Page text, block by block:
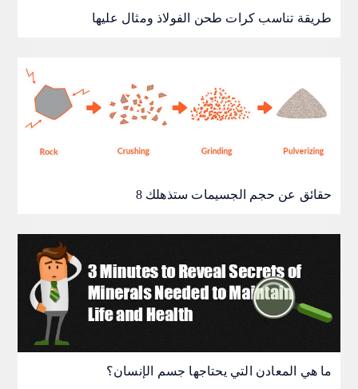
طريقة تناسب كرات طحن الفولاذ ومثال عليها
8 حقائق عن حجم الجسيمات ستذهلك
ما هي المعادن التي يحتاجها جسم الإنسان؟